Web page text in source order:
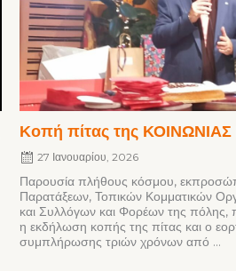
Κοπή πίτας της
27 Ιανουαρίου, 2026
Παρουσία πλήθους κόσμου,
Παρατάξεων, Τοπικών Κομματικών
και Συλλόγων και Φορέων της πόλης,
η εκδήλωση κοπής της πίτας και ο
συμπλήρωσης τριών χρόνων από ...